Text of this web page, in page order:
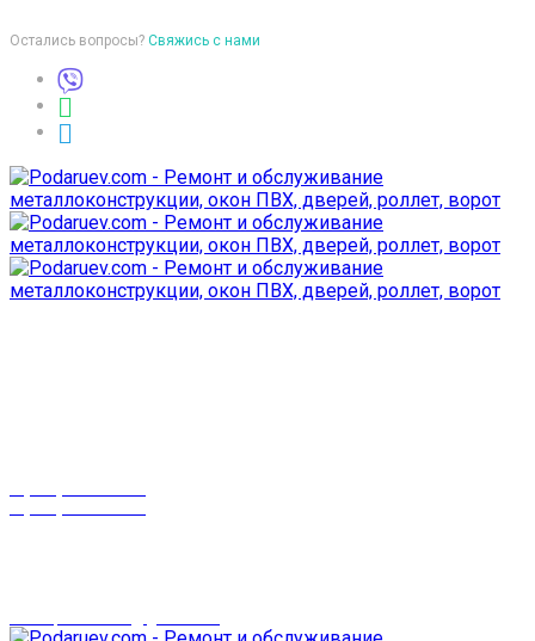
Остались вопросы? Свяжись с нами